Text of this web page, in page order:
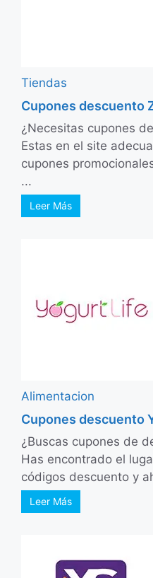
Tiendas
Cupones descuento
¿Necesitas cupones
Estas en el site
cupones
...
Leer Más
Alimentacion
Cupones descuento
¿Buscas cupones de
Has encontrado el
códigos descuento y
Leer Más